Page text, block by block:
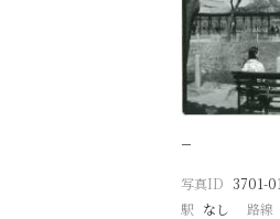
−
写真ID 3701-
駅 なし 路線